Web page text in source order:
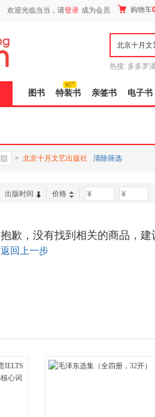
欢迎光临当当，请登录 成为会员 购物车
热搜: 多多罗
图书 特装书 亲签书 电子书
> 北京十月文艺出版社 清除筛选
出版时间 价格 -
抱歉，没有找到相关的商品，
返回上一步